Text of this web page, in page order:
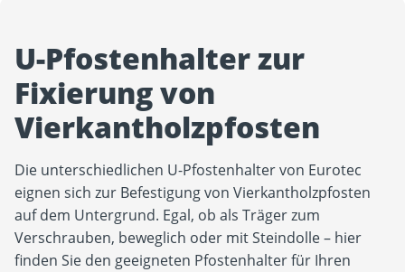
U-Pfostenhalter zur
Fixierung von
Vierkantholzpfosten
Die unterschiedlichen U-Pfostenhalter von Eurotec
eignen sich zur Befestigung von Vierkantholzpfosten
auf dem Untergrund. Egal, ob als Träger zum
Verschrauben, beweglich oder mit Steindolle – hier
finden Sie den geeigneten Pfostenhalter für Ihren